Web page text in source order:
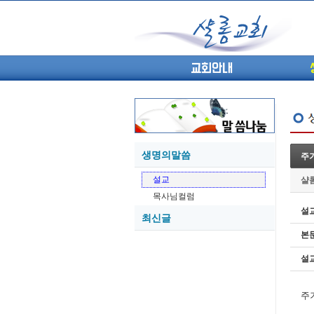
교회안내
생명의말씀
설교
목사님컬럼
최신글
05-26 (
05-20 (
05-20 (
05-18 (
주
샬
설
본
설
주